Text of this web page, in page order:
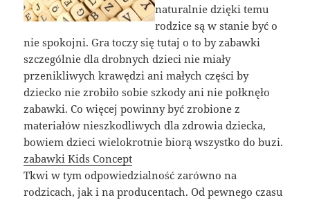
naturalnie dzięki temu
rodzice są w stanie być o
nie spokojni. Gra toczy się tutaj o to by zabawki
szczególnie dla drobnych dzieci nie miały
przenikliwych krawędzi ani małych części by
dziecko nie zrobiło sobie szkody ani nie połknęło
zabawki. Co więcej powinny być zrobione z
materiałów nieszkodliwych dla zdrowia dziecka,
bowiem dzieci wielokrotnie biorą wszystko do buzi.
zabawki Kids Concept
Tkwi w tym odpowiedzialność zarówno na
rodzicach, jak i na producentach. Od pewnego czasu